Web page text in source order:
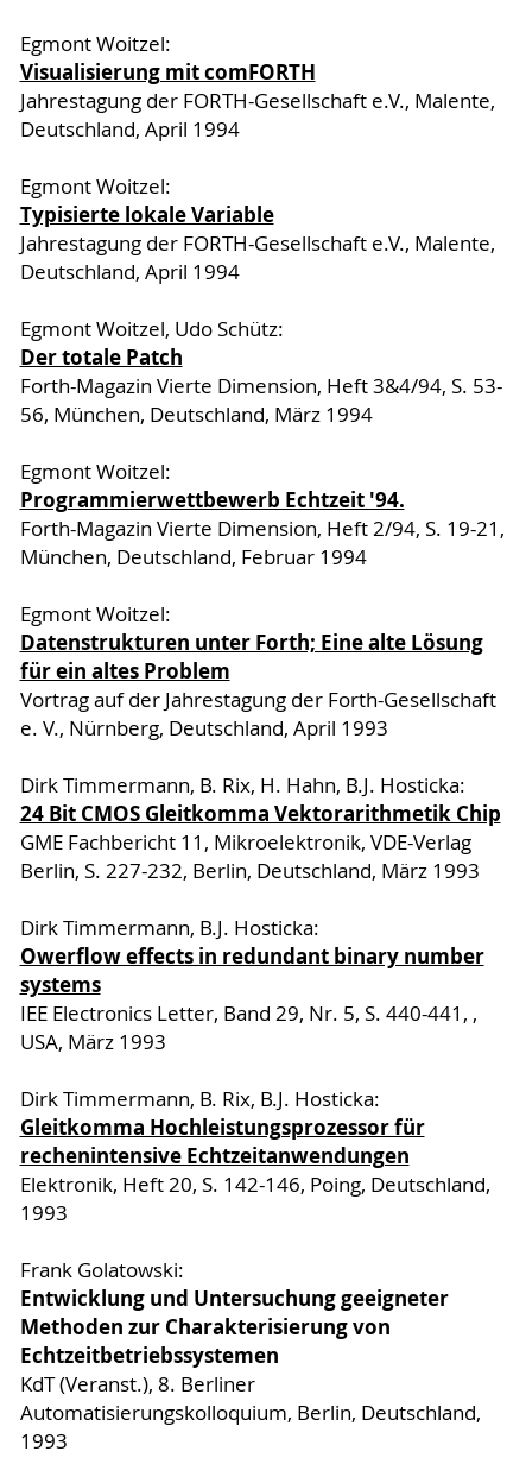
Egmont Woitzel:
Visualisierung mit comFORTH
Jahrestagung der FORTH-Gesellschaft e.V., Malente,
Deutschland, April 1994
Egmont Woitzel:
Typisierte lokale Variable
Jahrestagung der FORTH-Gesellschaft e.V., Malente,
Deutschland, April 1994
Egmont Woitzel, Udo Schütz:
Der totale Patch
Forth-Magazin Vierte Dimension, Heft 3&4/94, S. 53-
56, München, Deutschland, März 1994
Egmont Woitzel:
Programmierwettbewerb Echtzeit '94.
Forth-Magazin Vierte Dimension, Heft 2/94, S. 19-21,
München, Deutschland, Februar 1994
Egmont Woitzel:
Datenstrukturen unter Forth; Eine alte Lösung
für ein altes Problem
Vortrag auf der Jahrestagung der Forth-Gesellschaft
e. V., Nürnberg, Deutschland, April 1993
Dirk Timmermann, B. Rix, H. Hahn, B.J. Hosticka:
24 Bit CMOS Gleitkomma Vektorarithmetik Chip
GME Fachbericht 11, Mikroelektronik, VDE-Verlag
Berlin, S. 227-232, Berlin, Deutschland, März 1993
Dirk Timmermann, B.J. Hosticka:
Owerflow effects in redundant binary number
systems
IEE Electronics Letter, Band 29, Nr. 5, S. 440-441, ,
USA, März 1993
Dirk Timmermann, B. Rix, B.J. Hosticka:
Gleitkomma Hochleistungsprozessor für
rechenintensive Echtzeitanwendungen
Elektronik, Heft 20, S. 142-146, Poing, Deutschland,
1993
Frank Golatowski:
Entwicklung und Untersuchung geeigneter
Methoden zur Charakterisierung von
Echtzeitbetriebssystemen
KdT (Veranst.), 8. Berliner
Automatisierungskolloquium, Berlin, Deutschland,
1993